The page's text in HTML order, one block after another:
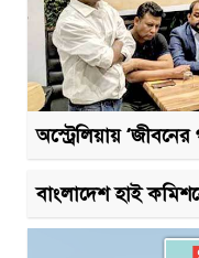
অস্ট্রেলিয়ায়
বাংলাদেশ হাই